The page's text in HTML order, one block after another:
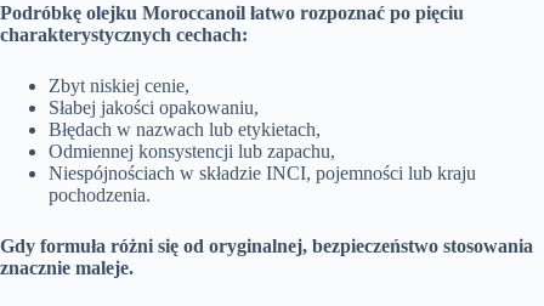
Podróbkę olejku Moroccanoil łatwo rozpoznać po pięciu
charakterystycznych cechach:
Zbyt niskiej cenie,
Słabej jakości opakowaniu,
Błędach w nazwach lub etykietach,
Odmiennej konsystencji lub zapachu,
Niespójnościach w składzie INCI, pojemności lub kraju
pochodzenia.
Gdy formuła różni się od oryginalnej, bezpieczeństwo stosowania
znacznie maleje.